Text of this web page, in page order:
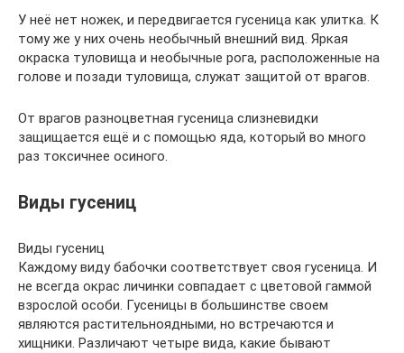
У неё нет ножек, и передвигается гусеница как улитка. К
тому же у них очень необычный внешний вид. Яркая
окраска туловища и необычные рога, расположенные на
голове и позади туловища, служат защитой от врагов.
От врагов разноцветная гусеница слизневидки
защищается ещё и с помощью яда, который во много
раз токсичнее осиного.
Виды гусениц
Виды гусениц
Каждому виду бабочки соответствует своя гусеница. И
не всегда окрас личинки совпадает с цветовой гаммой
взрослой особи. Гусеницы в большинстве своем
являются растительноядными, но встречаются и
хищники. Различают четыре вида, какие бывают